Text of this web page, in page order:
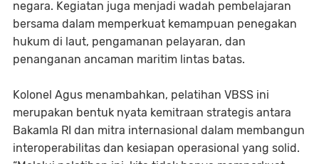
negara. Kegiatan juga menjadi wadah pembelajaran
bersama dalam memperkuat kemampuan penegakan
hukum di laut, pengamanan pelayaran, dan
penanganan ancaman maritim lintas batas.
Kolonel Agus menambahkan, pelatihan VBSS ini
merupakan bentuk nyata kemitraan strategis antara
Bakamla RI dan mitra internasional dalam membangun
interoperabilitas dan kesiapan operasional yang solid.